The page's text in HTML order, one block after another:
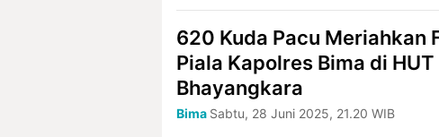
620 Kuda Pacu Meriahkan
Piala Kapolres Bima di
Bhayangkara
Bima Sabtu, 28 Juni 2025, 21.20 WIB